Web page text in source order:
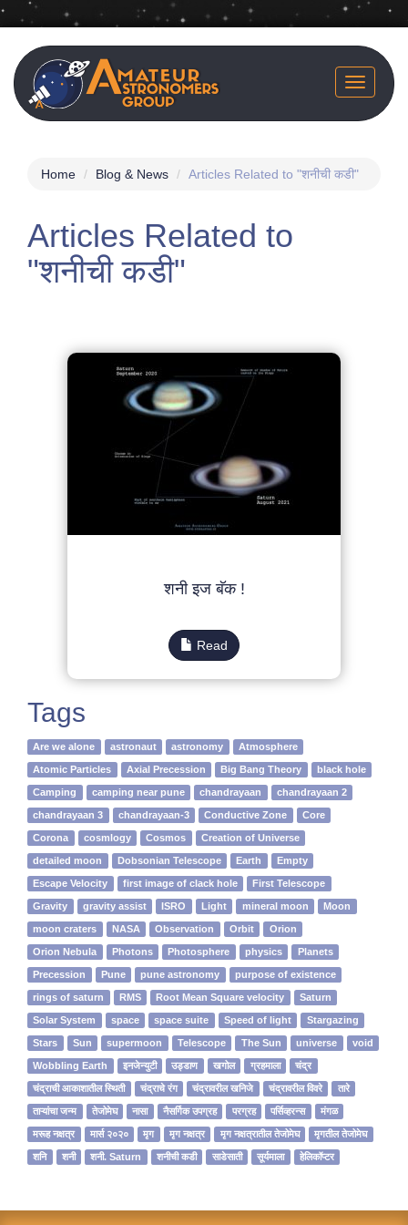
to
main
content
Toggle
Home Blog & News Articles Related to "शनीची कडी"
Articles Related to
"शनीची कडी"
शनी इज बॅक !
Read
Tags
Are we alone astronaut astronomy Atmosphere
Atomic Particles Axial Precession Big Bang Theory black hole
Camping camping near pune chandrayaan chandrayaan 2
chandrayaan 3 chandrayaan-3 Conductive Zone Core
Corona cosmlogy Cosmos Creation of Universe
detailed moon Dobsonian Telescope Earth Empty
Escape Velocity first image of clack hole First Telescope
Gravity gravity assist ISRO Light mineral moon Moon
moon craters NASA Observation Orbit Orion
Orion Nebula Photons Photosphere physics Planets
Precession Pune pune astronomy purpose of existence
rings of saturn RMS Root Mean Square velocity Saturn
Solar System space space suite Speed of light Stargazing
Stars Sun supermoon Telescope The Sun universe void
Wobbling Earth इनजेन्‍युटी उड्डाण खगोल ग्रहमाला चंद्र
चंद्राची आकाशातील स्थिती चंद्राचे रंग चंद्रावरील खनिजे चंद्रावरील विवरे तारे
ताऱ्यांचा जन्म तेजोमेघ नासा नैसर्गिक उपग्रह परग्रह पर्सिव्हरन्स मंगळ
मरूह नक्षत्र मार्स २०२० मृग मृग नक्षत्र मृग नक्षत्रातील तेजोमेघ मृगतील तेजोमेघ
शनि शनी शनी. Saturn शनीची कडी साडेसाती सूर्यमाला हेलिकॉप्टर